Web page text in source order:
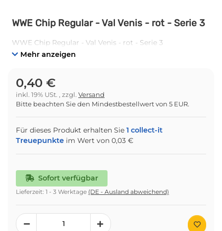
WWE Chip Regular - Val Venis - rot - Serie 3
WWE Chip Regular - Val Venis - rot - Serie 3
Mehr anzeigen
0,40 €
inkl. 19% USt. , zzgl. Versand
Bitte beachten Sie den Mindestbestellwert von 5 EUR.
Für dieses Produkt erhalten Sie 1 collect-it
Treuepunkte im Wert von 0,03 €
Sofort verfügbar
Lieferzeit: 1 - 3 Werktage (DE - Ausland abweichend)